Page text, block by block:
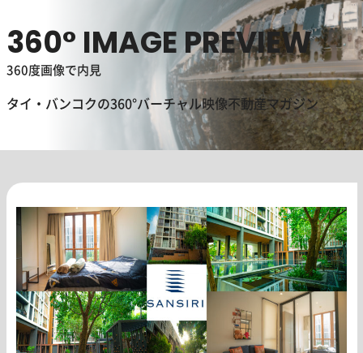
360° IMAGE PREVIEW
360度画像で内見
タイ・バンコクの360°バーチャル映像不動産マガジン